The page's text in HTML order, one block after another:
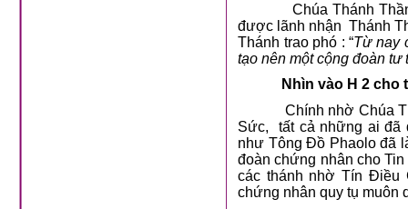
Chúa Thánh
được lãnh nhận Thánh
Thánh trao phó : “Từ nay
tạo nên một cộng đoàn tư
Nhìn vào H 2 cho
Chính nhờ Chúa
Sức,
tất cả những ai đã
như Tông Đồ Phaolo đã
đoàn chứng nhân cho
các thánh nhờ Tín Điều
chứng nhân quy tụ muôn